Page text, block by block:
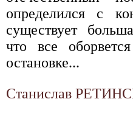
определился с
существует
что все
остановке...
Станислав